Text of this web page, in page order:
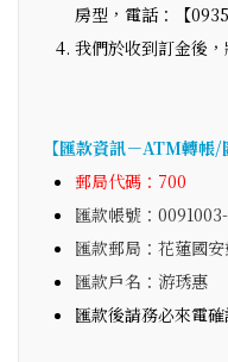
房型，電話：【
我們於收到訂金後
【匯款資訊－ATM轉帳/
郵局代碼：700
匯款帳號：
匯款郵局：花蓮國
匯款戶名：游琇惠
匯款後請務必來電